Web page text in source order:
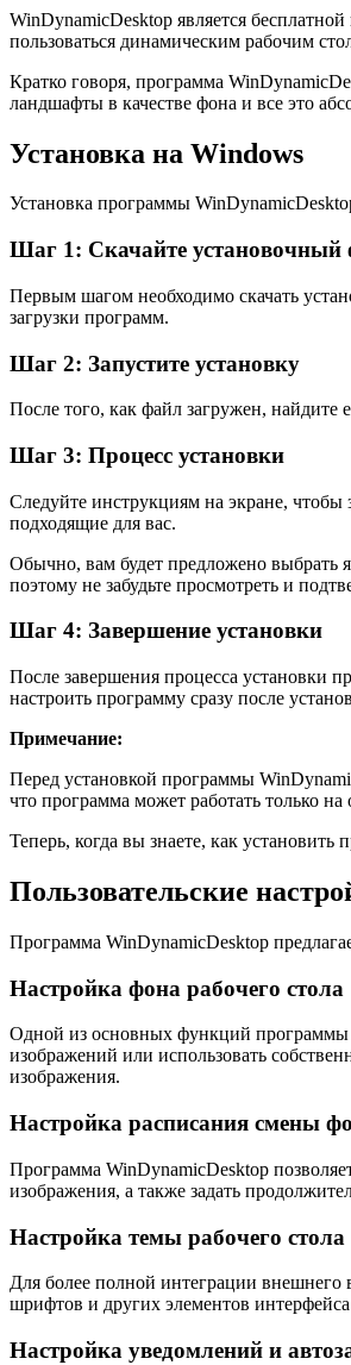
WinDynamicDesktop является
пользоваться динамическим рабочим
Кратко говоря, программа
ландшафты в качестве фона и все это
Установка на Windows
Установка программы
Шаг 1: Скачайте установочный
Первым шагом необходимо скачать
загрузки программ.
Шаг 2: Запустите установку
После того, как файл загружен,
Шаг 3: Процесс установки
Следуйте инструкциям на экране,
подходящие для вас.
Обычно, вам будет предложено выбрать
поэтому не забудьте просмотреть и
Шаг 4: Завершение установки
После завершения процесса установки
настроить программу сразу после
Примечание:
Перед установкой программы
что программа может работать только
Теперь, когда вы знаете, как
Пользовательские
Программа WinDynamicDesktop
Настройка фона рабочего стола
Одной из основных функций программы
изображений или использовать
изображения.
Настройка расписания смены
Программа WinDynamicDesktop
изображения, а также задать
Настройка темы рабочего стола
Для более полной интеграции внешнего
шрифтов и других элементов
Настройка уведомлений и